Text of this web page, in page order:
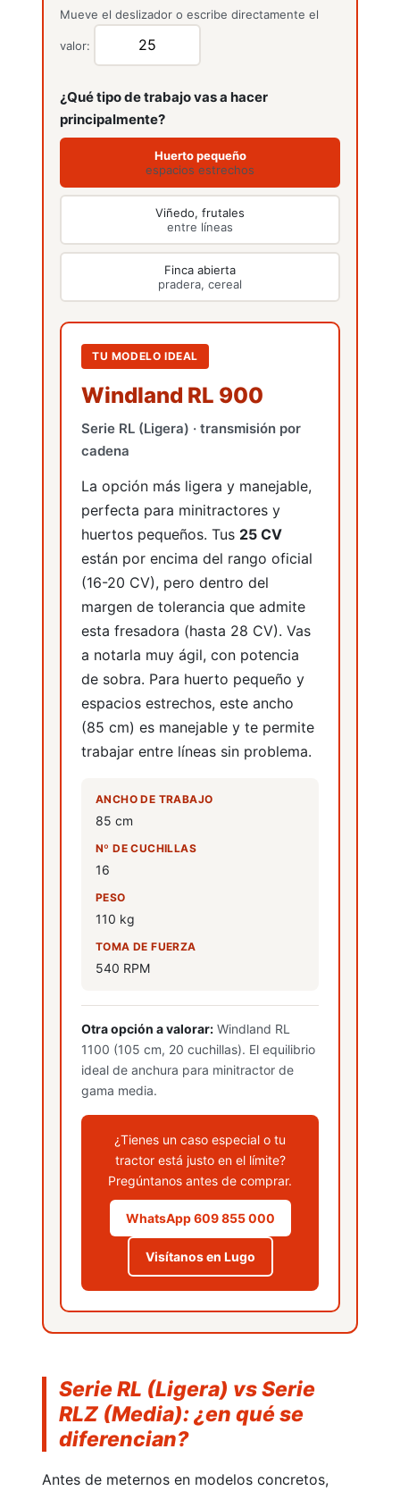
Motosierras
Desbrozadoras
Repuestos
Lubricantes
Poda en altura
Podadoras
Grillo: maquinaria profesional
Cortacésped
Mueve el deslizador o escribe directamente el
valor:
¿Qué tipo de trabajo vas a hacer
principalmente?
Huerto pequeño
espacios estrechos
Viñedo, frutales
entre líneas
Finca abierta
pradera, cereal
TU MODELO IDEAL
Windland RL 900
Serie RL (Ligera) · transmisión por
cadena
La opción más ligera y manejable,
perfecta para minitractores y
huertos pequeños. Tus 25 CV
están por encima del rango oficial
(16-20 CV), pero dentro del
margen de tolerancia que admite
esta fresadora (hasta 28 CV). Vas
a notarla muy ágil, con potencia
de sobra. Para huerto pequeño y
espacios estrechos, este ancho
(85 cm) es manejable y te permite
trabajar entre líneas sin problema.
ANCHO DE TRABAJO
85 cm
Nº DE CUCHILLAS
16
PESO
110 kg
TOMA DE FUERZA
540 RPM
Otra opción a valorar: Windland RL
1100 (105 cm, 20 cuchillas). El equilibrio
ideal de anchura para minitractor de
gama media.
¿Tienes un caso especial o tu
tractor está justo en el límite?
Pregúntanos antes de comprar.
WhatsApp 609 855 000
Visítanos en Lugo
Serie RL (Ligera) vs Serie
RLZ (Media): ¿en qué se
diferencian?
Antes de meternos en modelos concretos,